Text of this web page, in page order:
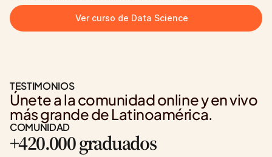
Ver curso de Data Science
TESTIMONIOS
Únete a la comunidad online y en vivo
más grande de Latinoamérica.
COMUNIDAD
+420.000 graduados